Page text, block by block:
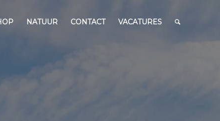
NATUUR CONTACT VACATURES